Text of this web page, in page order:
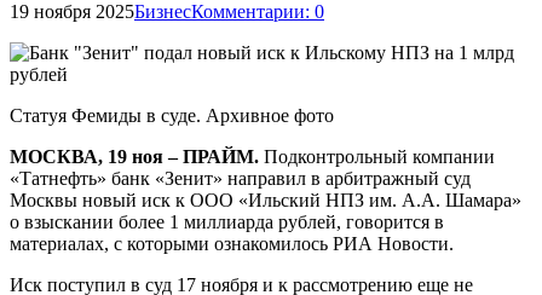
19 ноября 2025БизнесКомментарии: 0
Статуя Фемиды в суде. Архивное фото
МОСКВА, 19 ноя – ПРАЙМ. Подконтрольный компании
«Татнефть» банк «Зенит» направил в арбитражный суд
Москвы новый иск к ООО «Ильский НПЗ им. А.А. Шамара»
о взыскании более 1 миллиарда рублей, говорится в
материалах, с которыми ознакомилось РИА Новости.
Иск поступил в суд 17 ноября и к рассмотрению еще не